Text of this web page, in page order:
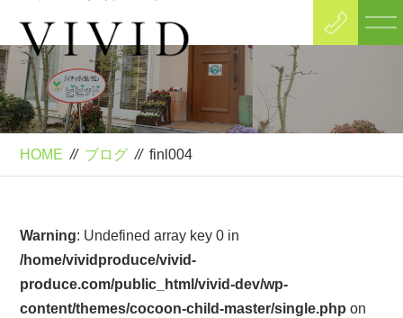
Blog
ブログ
HOME // ブログ // finl004
Warning: Undefined array key 0 in
/home/vividproduce/vivid-
produce.com/public_html/vivid-dev/wp-
content/themes/cocoon-child-master/single.php on